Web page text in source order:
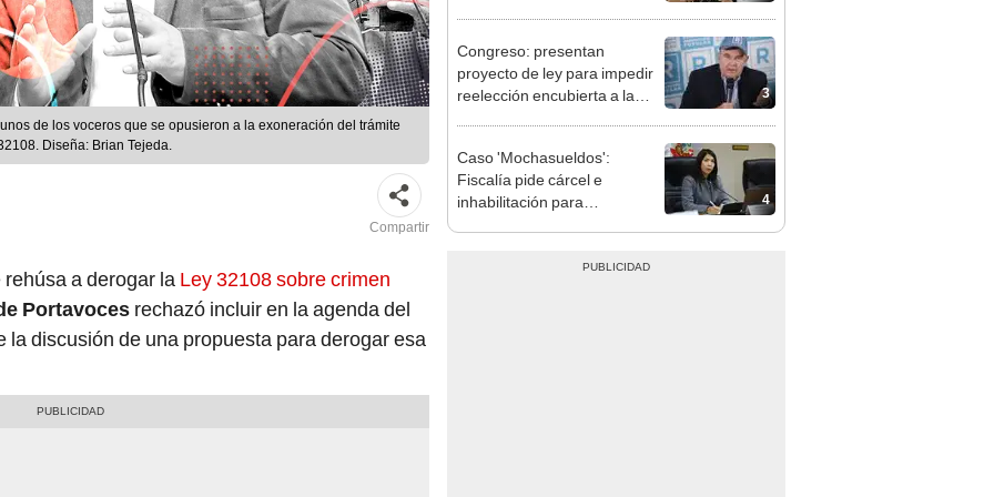
de los voceros que se opusieron a la exoneración del trámite
Diseña: Brian Tejeda.
Compartir
rehúsa a derogar la Ley 32108 sobre crimen
Portavoces rechazó incluir en la agenda del
la discusión de una propuesta para derogar esa
3
Congreso: presentan
proyecto de ley para impedir
reelección encubierta a la
4
Caso 'Mochasueldos':
Fiscalía pide cárcel e
inhabilitación para